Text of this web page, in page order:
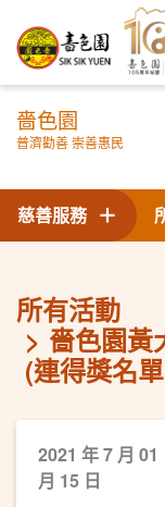
嗇色園
普濟勸善 崇善惠民
慈善服務
所有活動
嗇色園黃
(連得獎名
2021 年 7 月 01
月 15 日